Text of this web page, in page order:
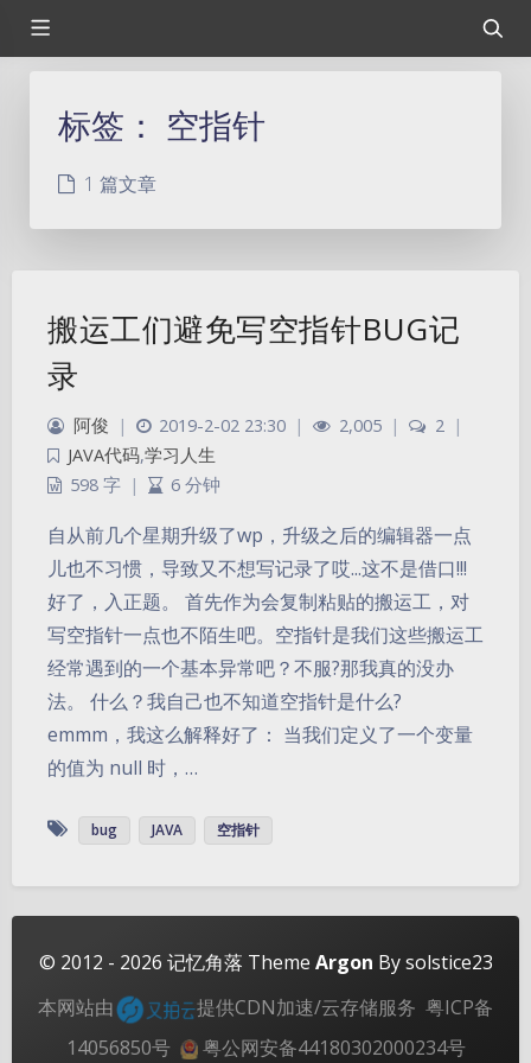
夜间模式
浅阴影 深阴影
关闭 日落 暗化 灰度
标签： 空指针
1 篇文章
搬运工们避免写空指针BUG记
录
阿俊 | 2019-2-02 23:30 | 2,005 | 2 |
JAVA代码,学习人生
598 字 | 6 分钟
自从前几个星期升级了wp，升级之后的编辑器一点
儿也不习惯，导致又不想写记录了哎...这不是借口!!!
好了，入正题。 首先作为会复制粘贴的搬运工，对
写空指针一点也不陌生吧。空指针是我们这些搬运工
经常遇到的一个基本异常吧？不服?那我真的没办
法。 什么？我自己也不知道空指针是什么?
emmm，我这么解释好了： 当我们定义了一个变量
的值为 null 时，…
bug JAVA 空指针
© 2012 - 2026 记忆角落 Theme Argon By solstice23
本网站由
提供CDN加速/云存储服务 粤ICP备
14056850号
粤公网安备44180302000234号